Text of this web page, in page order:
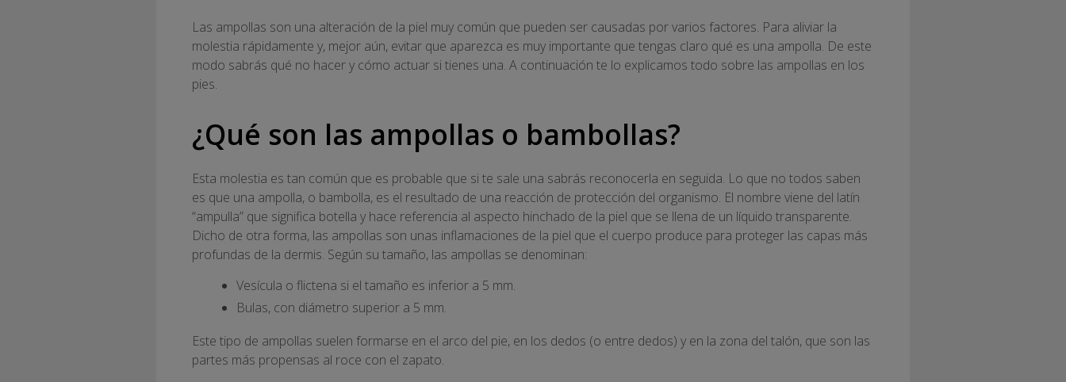
Las ampollas son una alteración de la piel muy común que pueden ser causadas por varios factores. Para aliviar la
molestia rápidamente y, mejor aún, evitar que aparezca es muy importante que tengas claro qué es una ampolla. De este
modo sabrás qué no hacer y cómo actuar si tienes una. A continuación te lo explicamos todo sobre las ampollas en los
pies.
¿Qué son las ampollas o bambollas?
Esta molestia es tan común que es probable que si te sale una sabrás reconocerla en seguida. Lo que no todos saben
es que una ampolla, o bambolla, es el resultado de una reacción de protección del organismo. El nombre viene del latín
“ampulla” que significa botella y hace referencia al aspecto hinchado de la piel que se llena de un líquido transparente.
Dicho de otra forma, las ampollas son unas inflamaciones de la piel que el cuerpo produce para proteger las capas más
profundas de la dermis. Según su tamaño, las ampollas se denominan:
Vesícula o flictena si el tamaño es inferior a 5 mm.
Bulas, con diámetro superior a 5 mm.
Este tipo de ampollas suelen formarse en el arco del pie, en los dedos (o entre dedos) y en la zona del talón, que son las
partes más propensas al roce con el zapato.